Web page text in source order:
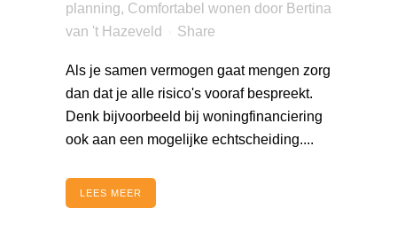
planning, Comfortabel wonen door Bertina
van 't Hazeveld
Share
Als je samen vermogen gaat mengen zorg
dan dat je alle risico's vooraf bespreekt.
Denk bijvoorbeeld bij woningfinanciering
ook aan een mogelijke echtscheiding....
LEES MEER